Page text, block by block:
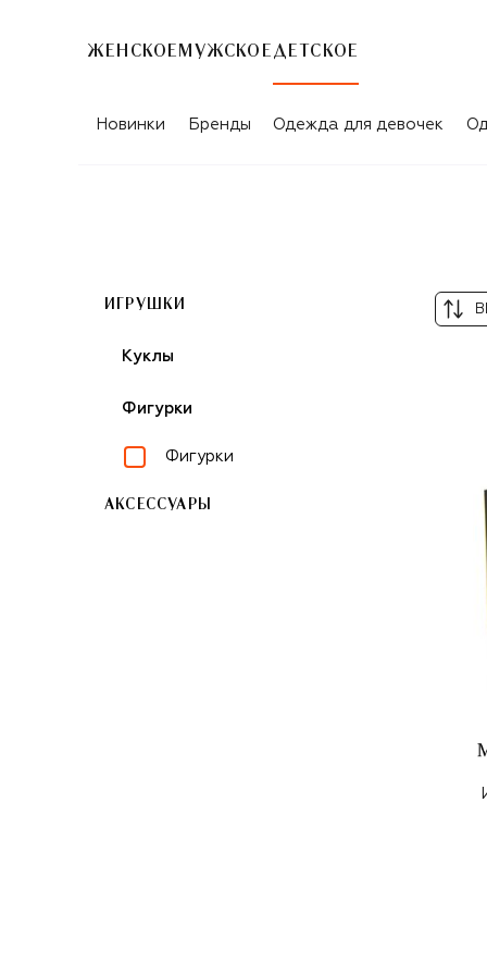
ЖЕНСКОЕ МУЖСКОЕ ДЕТСКОЕ
ФИГУРКИ MAGIC MANUFACTORY
Новинки Бренды Одежда для девочек
ИГРУШКИ
Куклы
Фигурки
Фигурки
АКСЕССУАРЫ